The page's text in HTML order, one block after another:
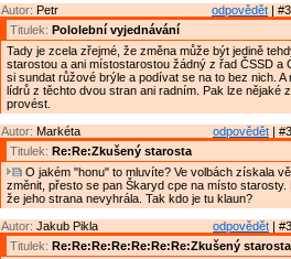
odpovědět |
Autor: Petr
Titulek: Pololební vyjednávání
Tady je zcela zřejmé, že změna může být jedině
starostou a ani místostarostou žádný z řad ČSSD a
si sundat růžové brýle a podívat se na to bez nich. A
lídrů z těchto dvou stran ani radním. Pak lze nějaké
provést.
odpovědět |
Autor: Markéta
Titulek: Re:Re:Zkušený starosta
O jakém "honu" to mluvíte? Ve volbách získala
změnit, přesto se pan Škaryd cpe na místo starosty.
že jeho strana nevyhrála. Tak kdo je tu klaun?
odpovědět |
Autor: Jakub Pikla
Titulek: Re:Re:Re:Re:Re:Re:Re:Zkušený starosta